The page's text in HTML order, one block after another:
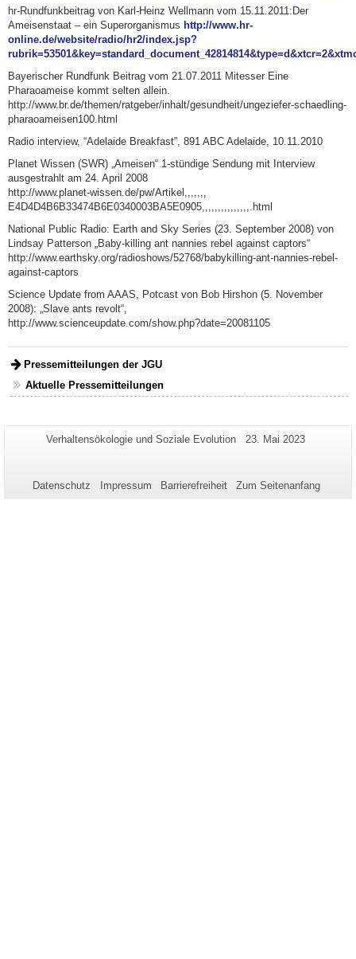
hr-Rundfunkbeitrag von Karl-Heinz Wellmann vom 15.11.2011:Der
Ameisenstaat – ein Superorganismus http://www.hr-
online.de/website/radio/hr2/index.jsp?
Bayerischer Rundfunk Beitrag vom 21.07.2011 Mitesser Eine
Pharaoameise kommt selten allein.
http://www.br.de/themen/ratgeber/inhalt/gesundheit/ungeziefer-schaedling-
pharaoameisen100.html
Radio interview, “Adelaide Breakfast”, 891 ABC Adelaide, 10.11.2010
Planet Wissen (SWR) „Ameisen“ 1-stündige Sendung mit Interview
ausgestrahlt am 24. April 2008
http://www.planet-wissen.de/pw/Artikel,,,,,,,
E4D4D4B6B33474B6E0340003BA5E0905,,,,,,,,,,,,,,,.html
National Public Radio: Earth and Sky Series (23. September 2008) von
Lindsay Patterson „Baby-killing ant nannies rebel against captors“
http://www.earthsky.org/radioshows/52768/babykilling-ant-nannies-rebel-
against-captors
Science Update from AAAS, Potcast von Bob Hirshon (5. November
2008): „Slave ants revolt“,
http://www.scienceupdate.com/show.php?date=20081105
Pressemitteilungen der JGU
Aktuelle Pressemitteilungen
Zusätzliche
dieser
Seiten-
Verhaltensökologie und Soziale Evolution
Letzte
23. Mai 2023
Datenschutz Impressum Barrierefreiheit Zum Seitenanfang